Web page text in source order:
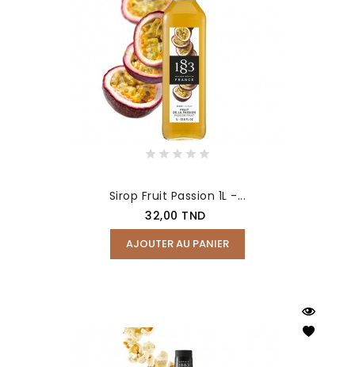
Sirop Fruit Passion 1L -...
Prix
32,00 TND
AJOUTER AU PANIER